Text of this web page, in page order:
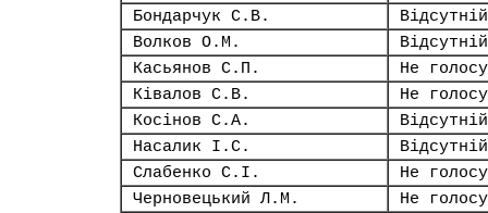
Бондарчук С.В.
Відсутній
Волков О.М.
Відсутній
Касьянов С.П.
Не
Ківалов С.В.
Не
Косінов С.А.
Відсутній
Насалик І.С.
Відсутній
Слабенко С.І.
Не
Черновецький Л.М.
Не